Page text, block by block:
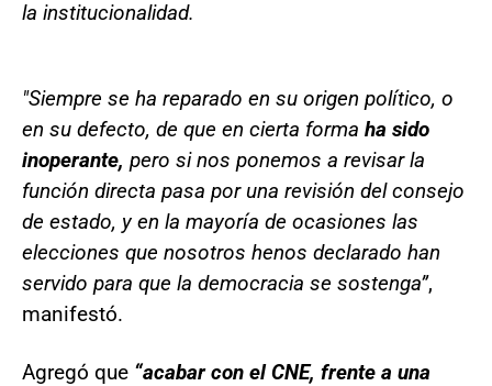
la institucionalidad.
"Siempre se ha reparado en su origen político, o
en su defecto, de que en cierta forma ha sido
inoperante, pero si nos ponemos a revisar la
función directa pasa por una revisión del consejo
de estado, y en la mayoría de ocasiones las
elecciones que nosotros henos declarado han
servido para que la democracia se sostenga”,
manifestó.
Agregó que “acabar con el CNE, frente a una